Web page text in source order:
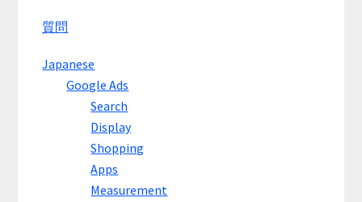
質問
Japanese
Google Ads
Search
Display
Shopping
Apps
Measurement